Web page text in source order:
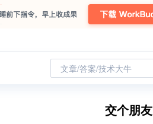
文章/答案/技术大牛
交个朋友